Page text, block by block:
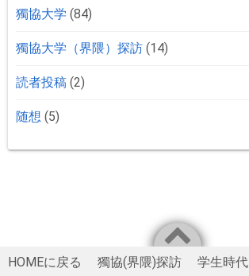
獨協大学 (84)
獨協大学（界隈）探訪 (14)
読者投稿 (2)
随想 (5)
HOMEに戻る 獨協(界隈)探訪 学生時代